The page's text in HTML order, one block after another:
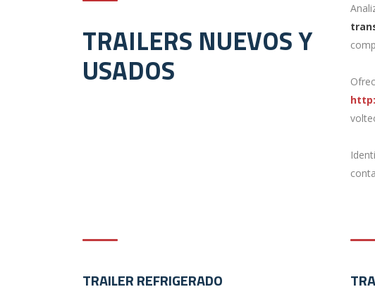
TRAILERS NUEVOS Y
USADOS
TRAILER REFRIGERADO